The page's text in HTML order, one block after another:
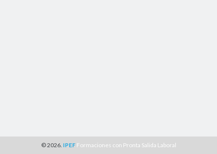
© 2026. IPEF Formaciones con Pronta Salida Laboral